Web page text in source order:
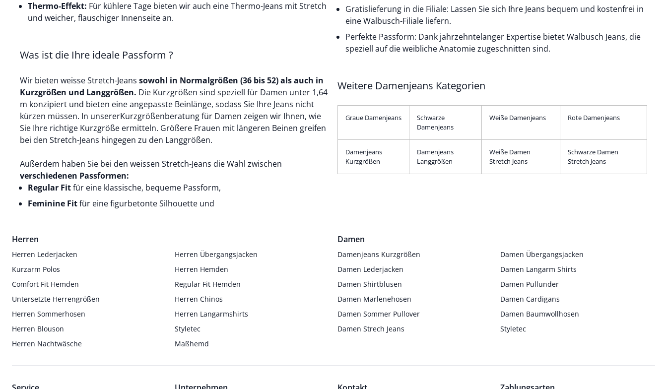
Thermo-Effekt: Für kühlere Tage bieten wir auch eineThermo-Jeans mit Stretch
und weicher, flauschiger Innenseite an.
Was ist die Ihre ideale Passform ?
Wir bieten weisse Stretch-Jeans sowohl in Normalgrößen (36 bis 52) als auch in
Kurzgrößen und Langgrößen. Die Kurzgrößen sind speziell für Damen unter 1,64
m konzipiert und bieten eine angepasste Beinlänge, sodass Sie Ihre Jeans nicht
kürzen müssen. In unsererKurzgrößenberatung für Damen zeigen wir Ihnen, wie
Sie Ihre richtige Kurzgröße ermitteln. Größere Frauen mit längeren Beinen greifen
bei den Stretch-Jeans hingegen zu den Langgrößen.
Außerdem haben Sie bei den weissen Stretch-Jeans die Wahl zwischen
verschiedenen Passformen:
Regular Fitfür eine klassische, bequeme Passform,
Feminine Fitfür eine figurbetonte Silhouette und
Gratislieferung in die Filiale: Lassen Sie sich Ihre Jeans bequem und kostenfrei in
eine Walbusch-Filiale liefern.
Perfekte Passform: Dank jahrzehntelanger Expertise bietet Walbusch Jeans, die
speziell auf die weibliche Anatomie zugeschnitten sind.
Weitere Damenjeans Kategorien
Graue Damenjeans
Schwarze
Damenjeans
Weiße Damenjeans Rote Damenjeans
Damenjeans
Kurzgrößen
Damenjeans
Langgrößen
Weiße Damen
Stretch Jeans
Schwarze Damen
Stretch Jeans
Herren
Herren Lederjacken
Herren Übergangsjacken
Kurzarm Polos
Herren Hemden
Comfort Fit Hemden
Regular Fit Hemden
Untersetzte Herrengrößen
Herren Chinos
Herren Sommerhosen
Herren Langarmshirts
Herren Blouson
Styletec
Herren Nachtwäsche
Maßhemd
Damen
Damenjeans Kurzgrößen
Damen Übergangsjacken
Damen Lederjacken
Damen Langarm Shirts
Damen Shirtblusen
Damen Pullunder
Damen Marlenehosen
Damen Cardigans
Damen Sommer Pullover
Damen Baumwollhosen
Damen Strech Jeans
Styletec